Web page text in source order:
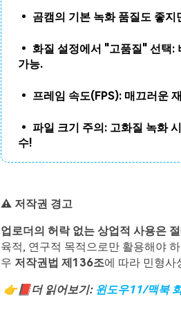
• 곰캠의 기본 녹화 품질도 좋지
• 화질 설정에서 "고품질" 선택:
가능.
• 프레임 속도(FPS): 매끄러운
• 파일 크기 주의: 고화질 녹화
수!
⚠️ 저작권 경고
업로더의 허락 없는 상업적 사용은
육적, 연구적 목적으로만 활용해야
우 저작권법 제136조에 따라 민형사
👉📕더 읽어보기: 윈도우11/맥북